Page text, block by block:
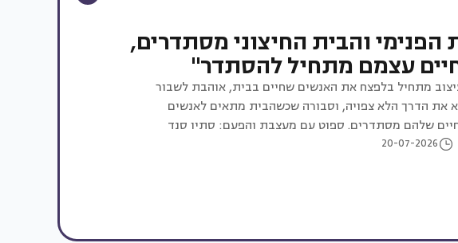
והבית החיצוני מסתדרים,
עצמם מתחיל להסתדר"
מתחיל בלפצח את האנשים שחיים בבית, אוהבת לשבור
את הדרך הלא צפויה, וסבורה שכשהבית מתאים לאנשים
שלהם מסתדרים. ספוט עם מעצבת והפעם: סתיו סנד
20-07-2026